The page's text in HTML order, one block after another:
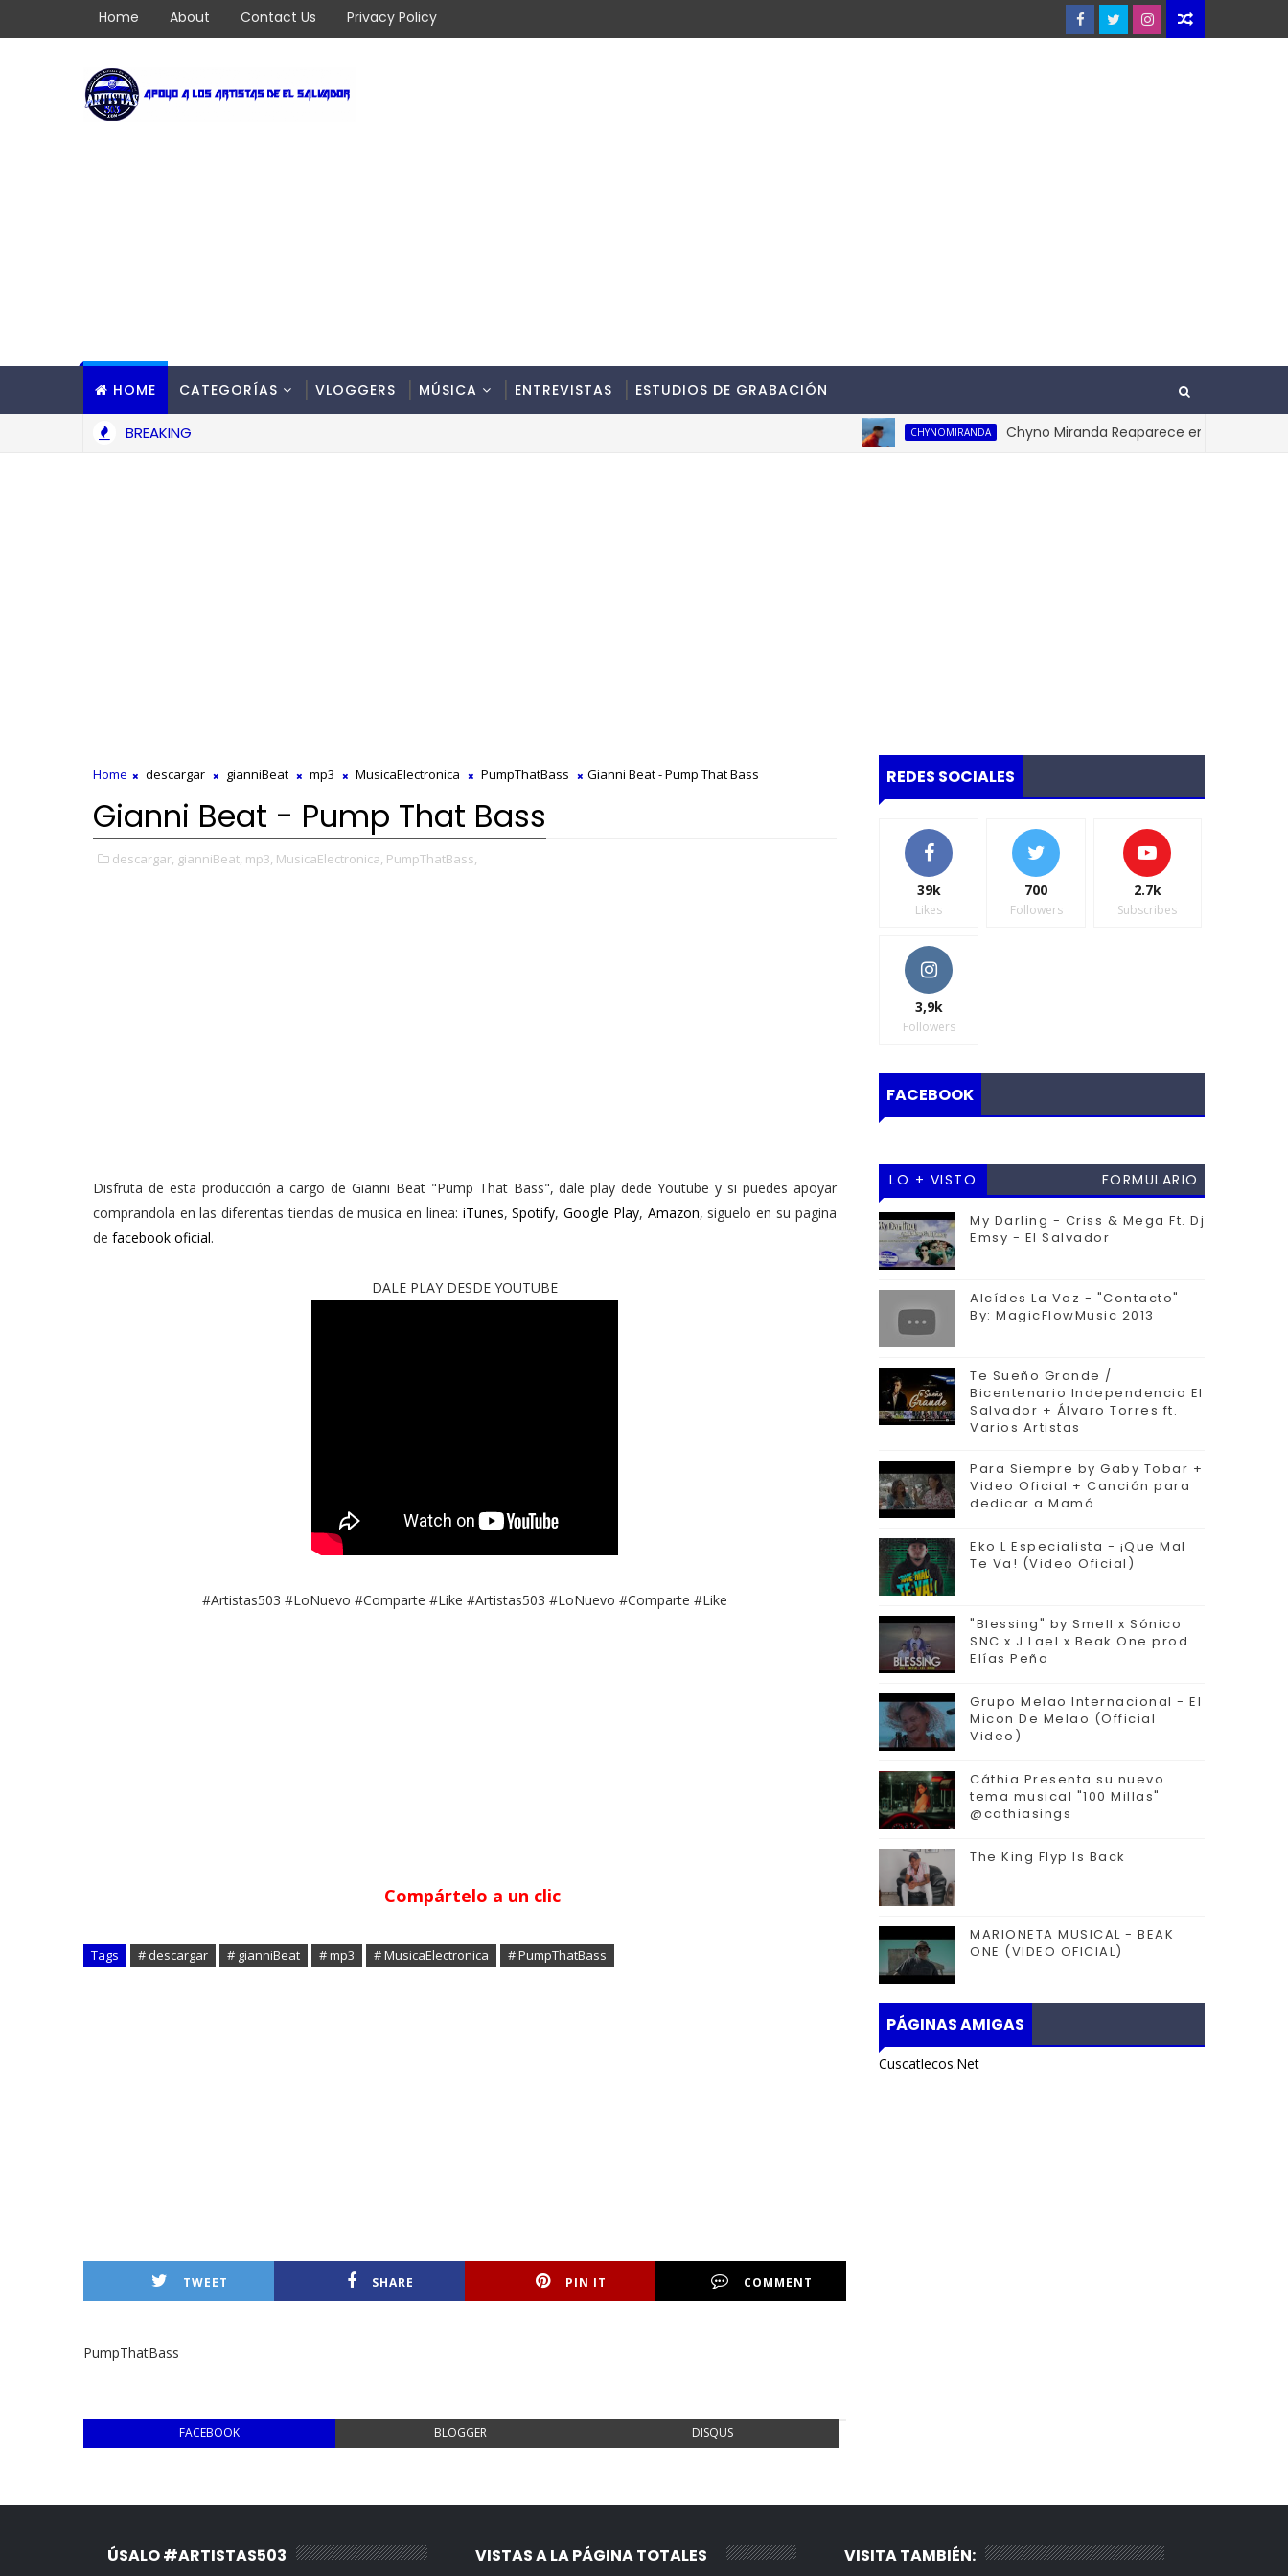
Home About Contact Us Privacy Policy
HOME CATEGORÍAS VLOGGERS MÚSICA ENTREVISTAS ESTUDIOS DE GRABACIÓN
BREAKING CHYNOMIRANDA Chyno Miranda Reaparece en sus redes
Home descargar gianniBeat mp3 MusicaElectronica PumpThatBass Gianni Beat - Pump That Bass
Gianni Beat - Pump That Bass
descargar, gianniBeat, mp3, MusicaElectronica, PumpThatBass,
Disfruta de esta producción a cargo de Gianni Beat "Pump That Bass", dale play dede Youtube y si puedes apoyar
comprandola en las diferentas tiendas de musica en linea: iTunes,Spotify,Google Play, Amazon, siguelo en su pagina
de facebook oficial.
DALE PLAY DESDE YOUTUBE
#Artistas503 #LoNuevo #Comparte #Like #Artistas503 #LoNuevo #Comparte #Like
Compártelo a un clic
Tags # descargar # gianniBeat # mp3 # MusicaElectronica # PumpThatBass
TWEET SHARE PIN IT COMMENT
PumpThatBass
FACEBOOK BLOGGER DISQUS
REDES SOCIALES
39k
Likes
700
Followers
2.7k
Subscribes
3,9k
Followers
FACEBOOK
LO + VISTO
FORMULARIO
CONTACTO
My Darling - Criss & Mega Ft. Dj
Emsy - El Salvador
Alcídes La Voz - "Contacto"
By: MagicFlowMusic 2013
Te Sueño Grande /
Bicentenario Independencia El
Salvador + Álvaro Torres ft.
Varios Artistas
Para Siempre by Gaby Tobar +
Video Oficial + Canción para
dedicar a Mamá
Eko L Especialista - ¡Que Mal
Te Va! (Video Oficial)
"Blessing" by Smell x Sónico
SNC x J Lael x Beak One prod.
Elías Peña
Grupo Melao Internacional - El
Micon De Melao (Official
Video)
Cáthia Presenta su nuevo
tema musical "100 Millas"
@cathiasings
The King Flyp Is Back
MARIONETA MUSICAL - BEAK
ONE (VIDEO OFICIAL)
PÁGINAS AMIGAS
Cuscatlecos.Net
ÚSALO #ARTISTAS503 VISTAS A LA PÁGINA TOTALES VISITA TAMBIÉN: